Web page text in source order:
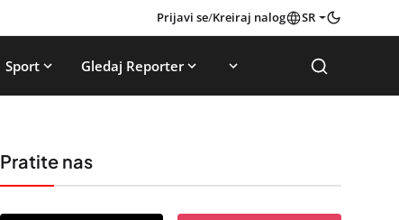
Prijavi se/Kreiraj nalog SR
Sport Gledaj Reporter
Pratite nas